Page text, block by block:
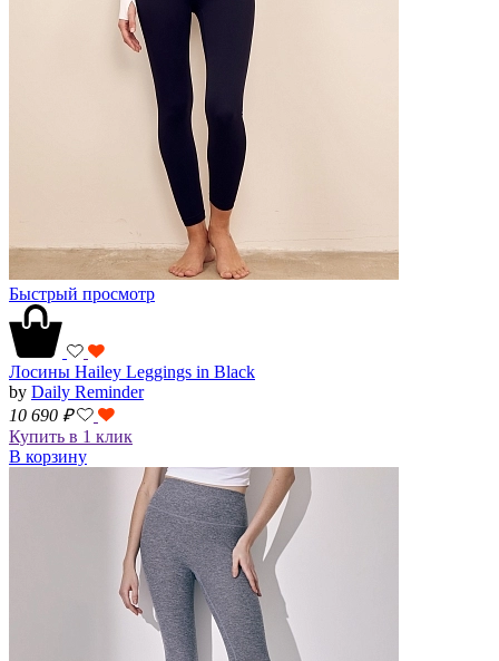
Быстрый просмотр
Лосины Hailey Leggings in Black
by Daily Reminder
10 690 ₽
Купить в 1 клик
В корзину